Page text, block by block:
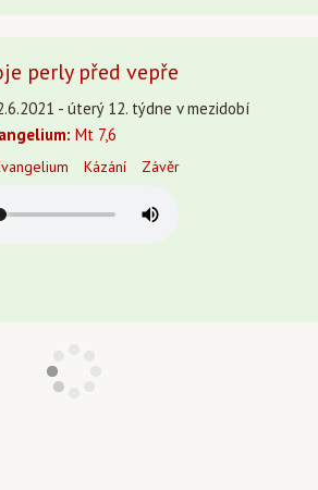
perly před vepře
- úterý 12. týdne v mezidobí
Mt 7,6
Kázání Závěr